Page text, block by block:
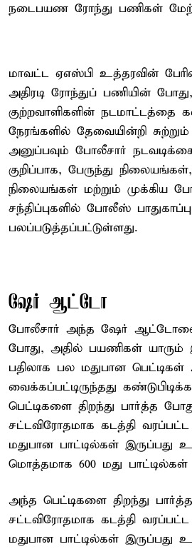
நடைபயண ரோந்து பணிகள்
மாவட்ட ஏஎஸ்பி உத்தரவின்
அதிரடி ரோந்துப் பணியின்
குற்றவாளிகளின் நடமாட்டத்தை
நேரங்களில் தேவையின்றி
அனுப்பவும் போலீசார்
குறிப்பாக, பேருந்து
நிலையங்கள் மற்றும் முக்கிய
சந்திப்புகளில் போலீஸ் பாதுகாப்பு
பலப்படுத்தப்பட்டுள்ளது.
ஷேர் ஆட்டோ
போலீசார் அந்த ஷேர்
போது, அதில் பயணிகள்
பதிலாக பல மதுபான பெட்டிகள்
வைக்கப்பட்டிருந்தது
பெட்டிகளை திறந்து பார்த்த
சட்டவிரோதமாக கடத்தி
மதுபான பாட்டில்கள் இருப்பது
மொத்தமாக 600 மது பாட்டில்கள்
அந்த பெட்டிகளை திறந்து
சட்டவிரோதமாக கடத்தி
மதுபான பாட்டில்கள் இருப்பது